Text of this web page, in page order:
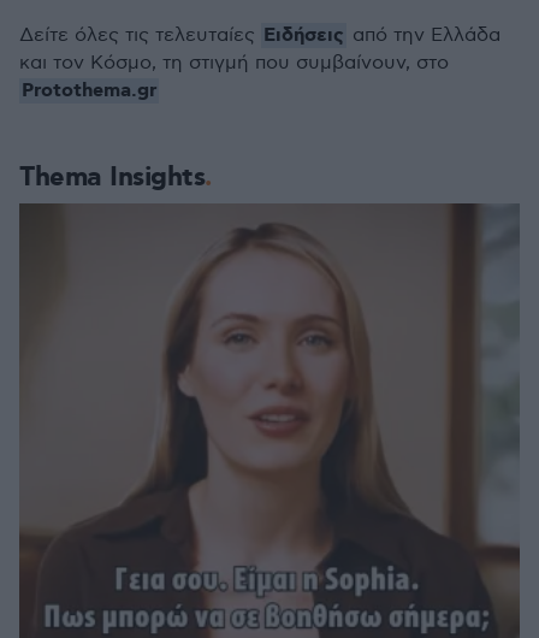
Thema Insights
Δείτε όλες τις τελευταίες Ειδήσεις από την Ελλάδα
και τον Κόσμο, τη στιγμή που συμβαίνουν, στο
Protothema.gr